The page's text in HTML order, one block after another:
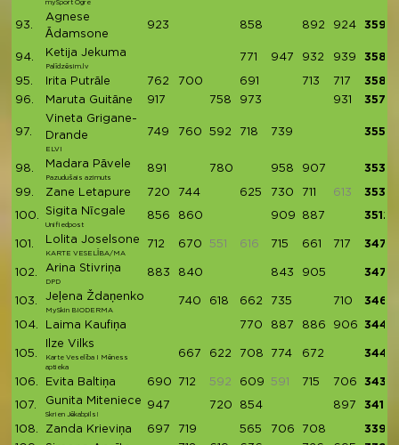
mySport Ogre
93.
Agnese
Ādamsone
923 858 892 924 3597
94. Ketija Jekuma
Palīdzēsim.lv
771 947 932 939 3589
95. Irita Putrāle 762 700 691 713 717
3583
96.
Maruta Guitāne 917 758 973 931 3579
97.
Vineta Grigane-
Drande
ELVI
749 760 592 718 739 3558
98. Madara Pāvele
Pazudušais azimuts
891 780 958 907 3536
99. Zane Letapure 720 744 625 730 711 613 3530
100. Sigita Nīcgale
Unifiedpost
856 860 909 887 3512
101. Lolita Joselsone
KARTE VESELĪBA/MA
712 670 551 616 715 661 717 3475
102. Arina Stivriņa
DPD
883 840 843 905 3471
103. Jeļena Ždaņenko
MySkin BIODERMA
740 618 662 735 710 3465
104. Laima Kaufiņa 770 887 886 906 3449
105.
Ilze Vilks
Karte Veselība I Mēness
aptieka
667 622 708 774 672 3443
106. Evita Baltiņa 690 712 592 609 591 715 706 3432
107. Gunita Miteniece
Skrien Jēkabpils!
947 720 854 897 3418
108. Zanda Krieviņa 697 719 565 706 708
3395